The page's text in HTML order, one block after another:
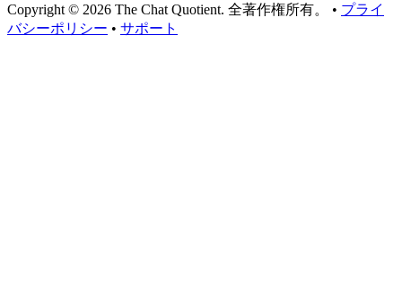
Copyright © 2026 The Chat Quotient. 全著作権所有。 • プライ
バシーポリシー • サポート